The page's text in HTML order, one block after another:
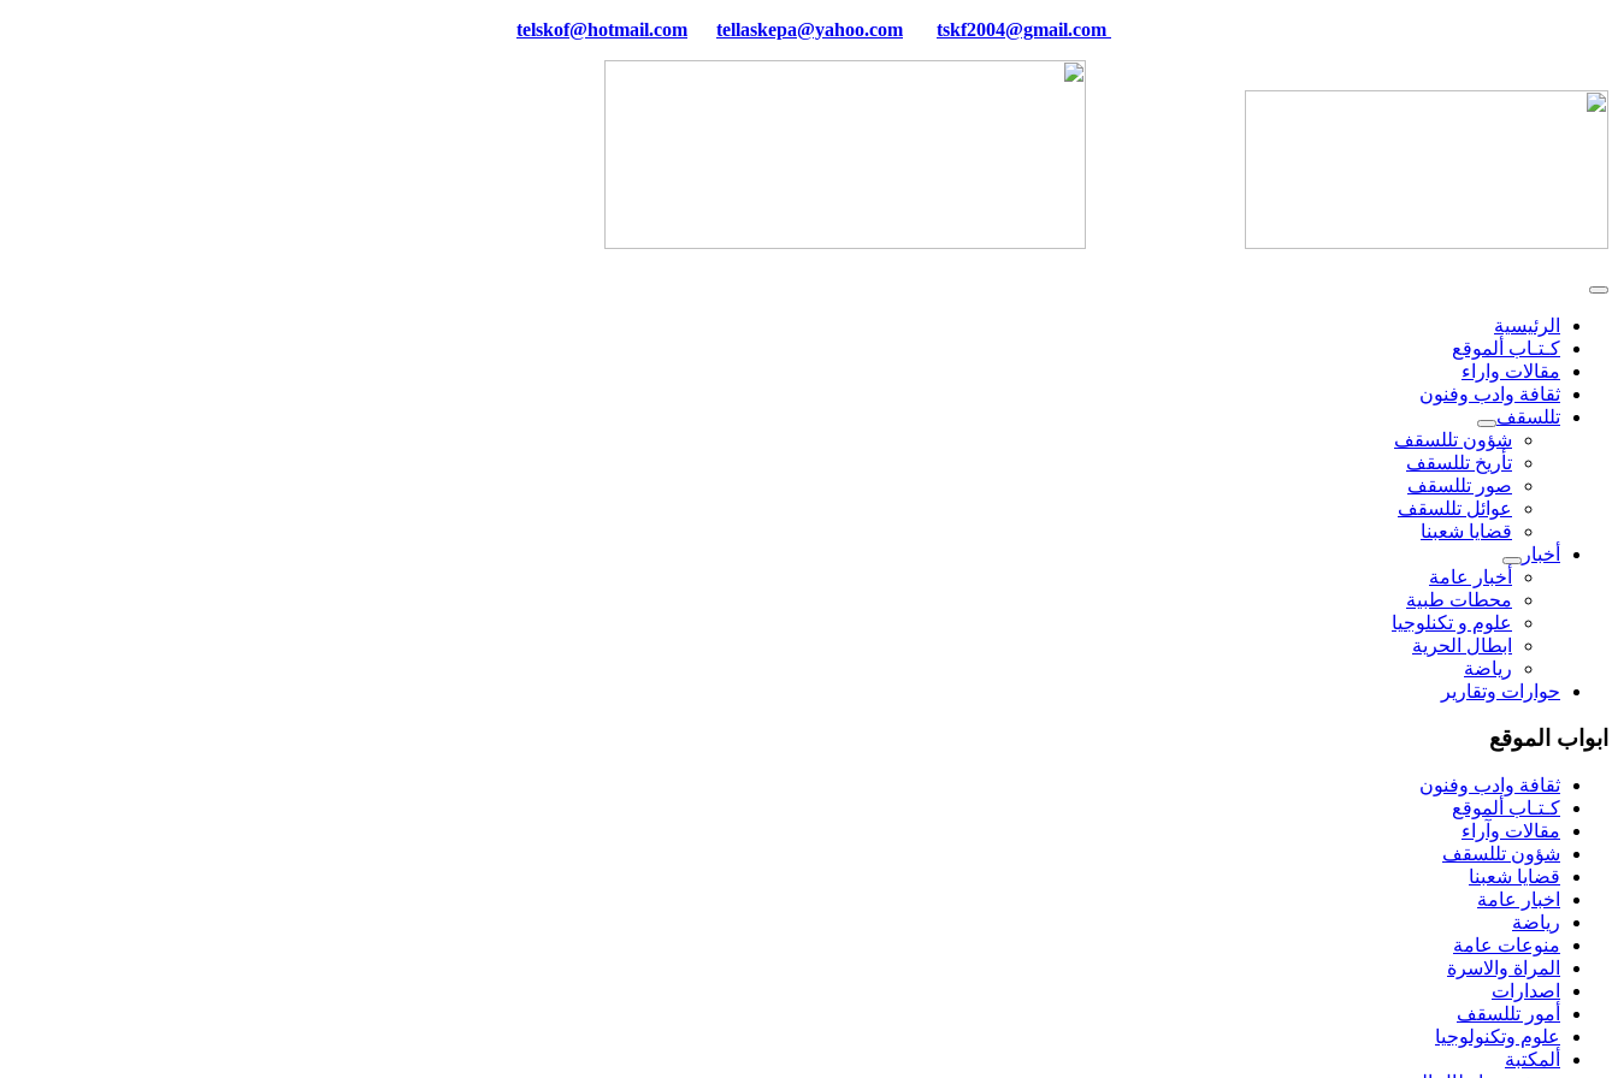
tellaskepa@yahoo.com tskf2004@gmail.com
الرئيسية
كـتـاب ألموقع
مقالات واراء
ثقافة وادب وفنون
تللسقف
شؤون تللسقف
تأريخ تللسقف
صور تللسقف
عوائل تللسقف
قضايا شعبنا
أخبار
أخبار عامة
محطات طبية
علوم و تکنلوجیا
ابطال الحرية
رياضة
حوارات وتقارير
ابواب الموقع
ثقافة وادب وفنون
كـتـاب ألموقع
مقالات وآراء
شؤون تللسقف
قضايا شعبنا
اخبار عامة
رياضة
منوعات عامة
المراة والاسرة
اصدارات
أمور تللسقف
علوم وتكنولوجيا
ألمكتبة